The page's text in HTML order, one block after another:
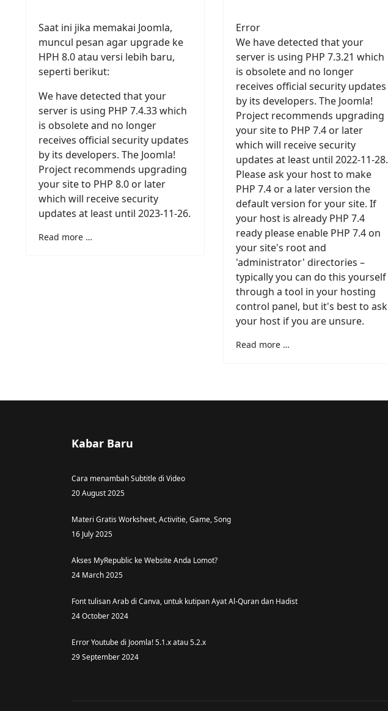
Saat ini jika memakai Joomla,
muncul pesan agar upgrade ke
HPH 8.0 atau versi lebih baru,
seperti berikut:
We have detected that your
server is using PHP 7.4.33 which
is obsolete and no longer
receives official security updates
by its developers. The Joomla!
Project recommends upgrading
your site to PHP 8.0 or later
which will receive security
updates at least until 2023-11-26.
Read more …
Error
We have detected that your
server is using PHP 7.3.21 which
is obsolete and no longer
receives official security updates
by its developers. The Joomla!
Project recommends upgrading
your site to PHP 7.4 or later
which will receive security
updates at least until 2022-11-28.
Please ask your host to make
PHP 7.4 or a later version the
default version for your site. If
your host is already PHP 7.4
ready please enable PHP 7.4 on
your site's root and
'administrator' directories –
typically you can do this yourself
through a tool in your hosting
control panel, but it's best to ask
your host if you are unsure.
Read more …
Kabar Baru
Cara menambah Subtitle di Video
20 August 2025
Materi Gratis Worksheet, Activitie, Game, Song
16 July 2025
Akses MyRepublic ke Website Anda Lomot?
24 March 2025
Font tulisan Arab di Canva, untuk kutipan Ayat Al-Quran dan Hadist
24 October 2024
Error Youtube di Joomla! 5.1.x atau 5.2.x
29 September 2024